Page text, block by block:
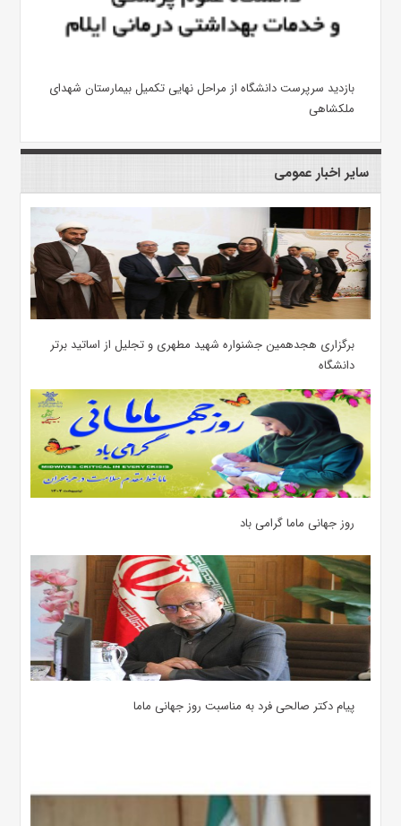
بازدید سرپرست دانشگاه از مراحل نهایی تکمیل بیمارستان شهدای
ملکشاهی
سایر اخبار عمومی
برگزاری هجدهمین جشنواره شهید مطهری و تجلیل از اساتید برتر
دانشگاه
روز جهانی ماما گرامی باد
پیام دکتر صالحی فرد به مناسبت روز جهانی ماما